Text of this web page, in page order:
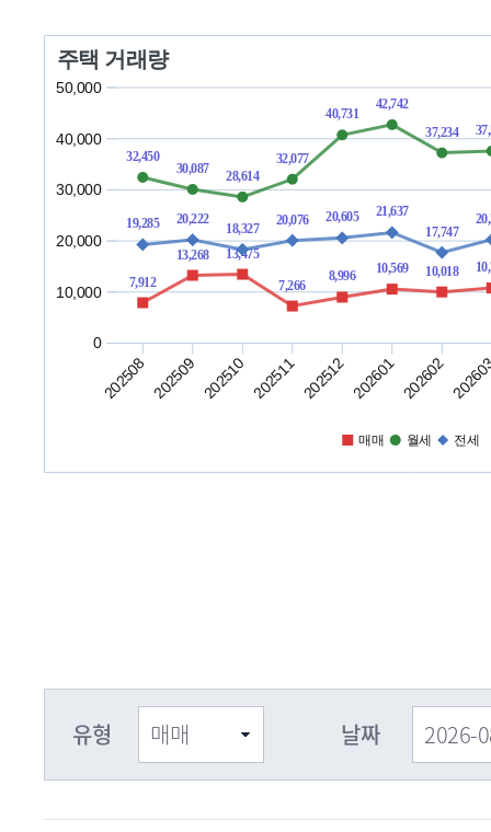
202508 202509 202510 202511202512202601202602
0
10,000
20,000
30,000
40,000
50,000
7,912
13,268 13,475
7,266
8,996
10,569 10,018
32,450
30,087 28,614
32,077
40,731
42,742
37,234
19,285 20,222
18,327
20,076 20,605
21,637
17,747
매매 월세 전세
주택 거래량
유형 날짜